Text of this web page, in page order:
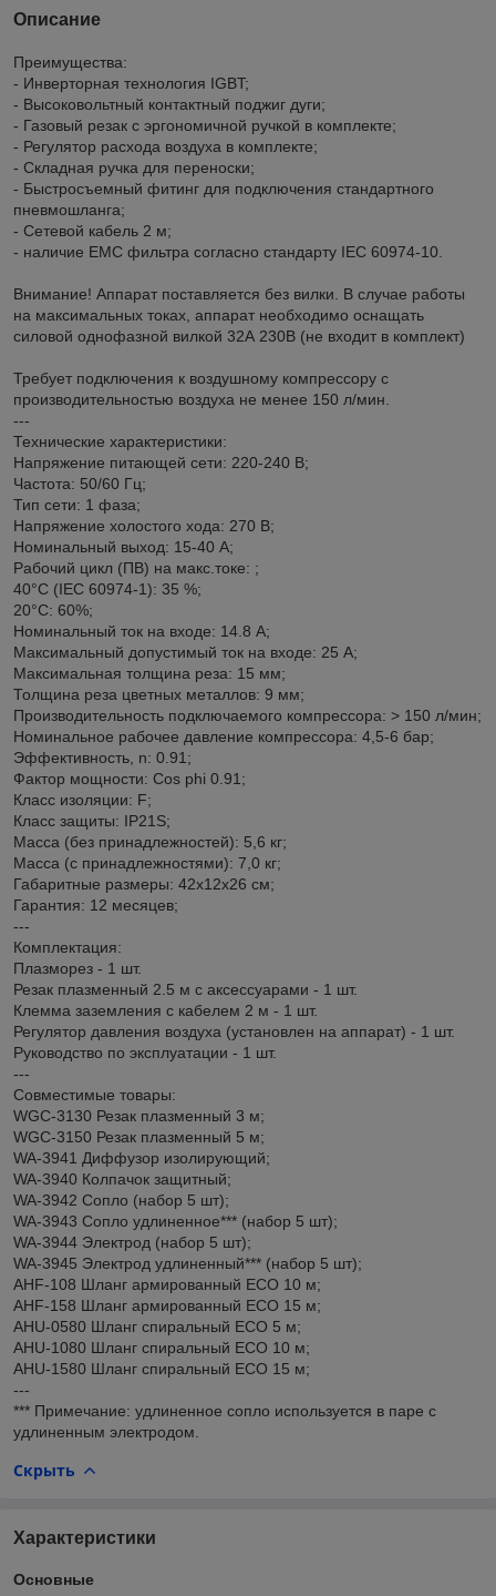
Описание
Преимущества:
- Инверторная технология IGBT;
- Высоковольтный контактный поджиг дуги;
- Газовый резак с эргономичной ручкой в комплекте;
- Регулятор расхода воздуха в комплекте;
- Складная ручка для переноски;
- Быстросъемный фитинг для подключения стандартного
пневмошланга;
- Сетевой кабель 2 м;
- наличие ЕМС фильтра согласно стандарту IEC 60974-10.
Внимание! Аппарат поставляется без вилки. В случае работы
на максимальных токах, аппарат необходимо оснащать
силовой однофазной вилкой 32А 230В (не входит в комплект)
Требует подключения к воздушному компрессору с
производительностью воздуха не менее 150 л/мин.
---
Технические характеристики:
Напряжение питающей сети: 220-240 В;
Частота: 50/60 Гц;
Тип сети: 1 фаза;
Напряжение холостого хода: 270 В;
Номинальный выход: 15-40 A;
Рабочий цикл (ПВ) на макс.токе: ;
40°С (IEC 60974-1): 35 %;
20°С: 60%;
Номинальный ток на входе: 14.8 А;
Максимальный допустимый ток на входе: 25 А;
Максимальная толщина реза: 15 мм;
Толщина реза цветных металлов: 9 мм;
Производительность подключаемого компрессора: > 150 л/мин;
Номинальное рабочее давление компрессора: 4,5-6 бар;
Эффективность, n: 0.91;
Фактор мощности: Cos phi 0.91;
Класс изоляции: F;
Класс защиты: IP21S;
Масса (без принадлежностей): 5,6 кг;
Масса (с принадлежностями): 7,0 кг;
Габаритные размеры: 42х12х26 см;
Гарантия: 12 месяцев;
---
Комплектация:
Плазморез - 1 шт.
Резак плазменный 2.5 м с аксессуарами - 1 шт.
Клемма заземления с кабелем 2 м - 1 шт.
Регулятор давления воздуха (установлен на аппарат) - 1 шт.
Руководство по эксплуатации - 1 шт.
---
Совместимые товары:
WGC-3130 Резак плазменный 3 м;
WGC-3150 Резак плазменный 5 м;
WA-3941 Диффузор изолирующий;
WA-3940 Колпачок защитный;
WA-3942 Сопло (набор 5 шт);
WA-3943 Сопло удлиненное*** (набор 5 шт);
WA-3944 Электрод (набор 5 шт);
WA-3945 Электрод удлиненный*** (набор 5 шт);
AHF-108 Шланг армированный ECO 10 м;
AHF-158 Шланг армированный ECO 15 м;
AHU-0580 Шланг спиральный ECO 5 м;
AHU-1080 Шланг спиральный ECO 10 м;
AHU-1580 Шланг спиральный ECO 15 м;
---
*** Примечание: удлиненное сопло используется в паре с
удлиненным электродом.
Скрыть
Характеристики
Основные